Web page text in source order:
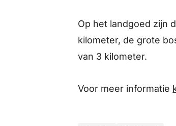
Op het landgoed zijn
kilometer, de grote
van 3 kilometer.
Voor meer informatie